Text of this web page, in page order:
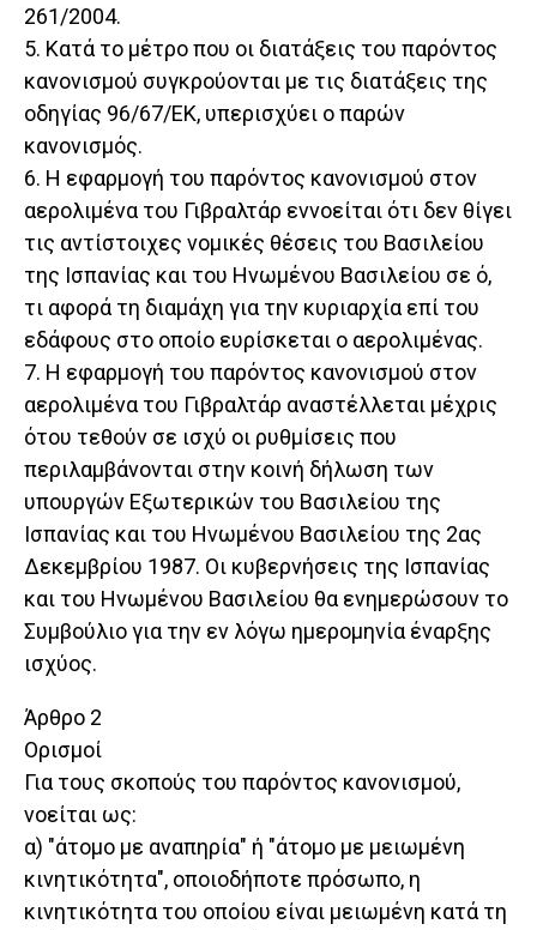
261/2004.
5. Κατά το μέτρο που οι διατάξεις του παρόντος
κανονισμού συγκρούονται με τις διατάξεις της
οδηγίας 96/67/ΕΚ, υπερισχύει ο παρών
κανονισμός.
6. Η εφαρμογή του παρόντος κανονισμού στον
αερολιμένα του Γιβραλτάρ εννοείται ότι δεν θίγει
τις αντίστοιχες νομικές θέσεις του Βασιλείου
της Ισπανίας και του Ηνωμένου Βασιλείου σε ό,
τι αφορά τη διαμάχη για την κυριαρχία επί του
εδάφους στο οποίο ευρίσκεται ο αερολιμένας.
7. Η εφαρμογή του παρόντος κανονισμού στον
αερολιμένα του Γιβραλτάρ αναστέλλεται μέχρις
ότου τεθούν σε ισχύ οι ρυθμίσεις που
περιλαμβάνονται στην κοινή δήλωση των
υπουργών Εξωτερικών του Βασιλείου της
Ισπανίας και του Ηνωμένου Βασιλείου της 2ας
Δεκεμβρίου 1987. Οι κυβερνήσεις της Ισπανίας
και του Ηνωμένου Βασιλείου θα ενημερώσουν το
Συμβούλιο για την εν λόγω ημερομηνία έναρξης
ισχύος.
Άρθρο 2
Ορισμοί
Για τους σκοπούς του παρόντος κανονισμού,
νοείται ως:
α) "άτομο με αναπηρία" ή "άτομο με μειωμένη
κινητικότητα", οποιοδήποτε πρόσωπο, η
κινητικότητα του οποίου είναι μειωμένη κατά τη